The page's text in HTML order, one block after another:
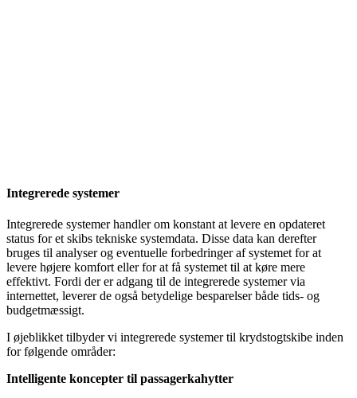
Integrerede systemer
Integrerede systemer handler om konstant at levere en opdateret
status for et skibs tekniske systemdata. Disse data kan derefter
bruges til analyser og eventuelle forbedringer af systemet for at
levere højere komfort eller for at få systemet til at køre mere
effektivt. Fordi der er adgang til de integrerede systemer via
internettet, leverer de også betydelige besparelser både tids- og
budgetmæssigt.
I øjeblikket tilbyder vi integrerede systemer til krydstogtskibe inden
for følgende områder:
Intelligente koncepter til passagerkahytter